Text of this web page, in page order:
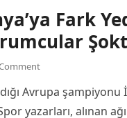
seri üretim modeli
Fark
Avrupa şampiyonu
yazarları, alınan